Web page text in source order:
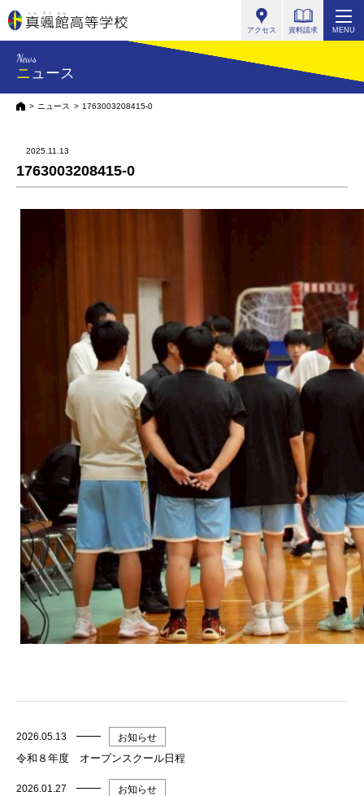
アクセス 資料請求 MENU
News
ニュース
HOMEニュース 1763003208415-0
2025.11.13
1763003208415-0
2026.05.13 お知らせ
令和８年度 オープンスクール日程
2026.01.27 お知らせ